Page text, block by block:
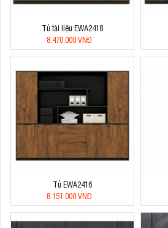
Tủ tài liệu EWA2418
8.470.000 VNĐ
Tủ EWA2416
8.151.000 VNĐ